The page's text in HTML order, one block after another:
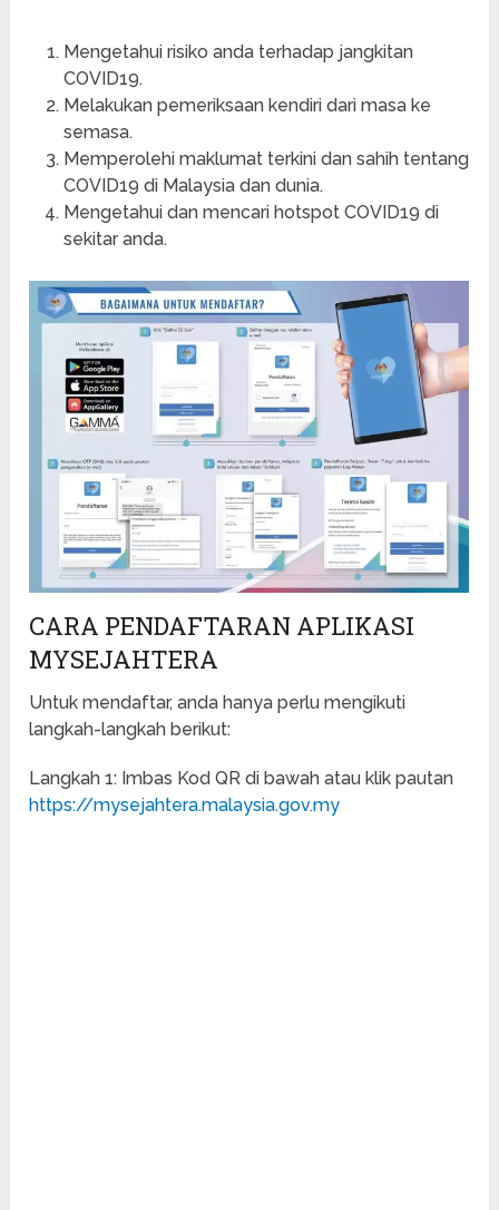
Mengetahui risiko anda terhadap jangkitan
COVID19.
Melakukan pemeriksaan kendiri dari masa ke
semasa.
Memperolehi maklumat terkini dan sahih tentang
COVID19 di Malaysia dan dunia.
Mengetahui dan mencari hotspot COVID19 di
sekitar anda.
CARA PENDAFTARAN APLIKASI
MYSEJAHTERA
Untuk mendaftar, anda hanya perlu mengikuti
langkah-langkah berikut:
Langkah 1: Imbas Kod QR di bawah atau klik pautan
https://mysejahtera.malaysia.gov.my